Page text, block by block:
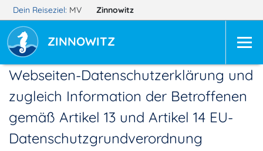
Dein Reiseziel: MV Zinnowitz
ZINNOWITZ
Webseiten-Datenschutzerklärung und
zugleich Information der Betroffenen
gemäß Artikel 13 und Artikel 14 EU-
Datenschutzgrundverordnung